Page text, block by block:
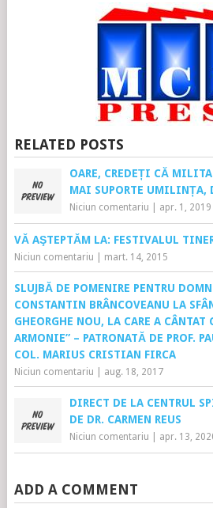
RELATED POSTS
OARE, CREDEȚI CĂ
MAI SUPORTE UMILINȚA,
Niciun comentariu apr. 1, 2019
VĂ AŞTEPTĂM LA: FESTIVALUL
Niciun comentariu mart. 14, 2015
SLUJBĂ DE POMENIRE PENTRU
CONSTANTIN BRÂNCOVEANU LA
GHEORGHE NOU, LA CARE A
ARMONIE” – PATRONATĂ DE PROF.
COL. MARIUS CRISTIAN FIRCA
Niciun comentariu aug. 18, 2017
DIRECT DE LA CENTRUL
DE DR. CARMEN REUS
Niciun comentariu apr. 13,
ADD A COMMENT